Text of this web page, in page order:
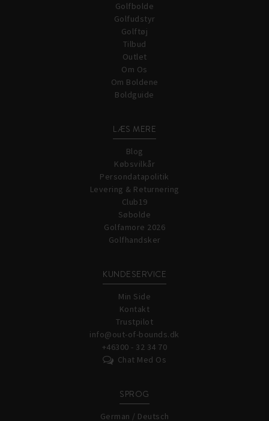
Golfbolde
Golfudstyr
Golftøj
Tilbud
Outlet
Om Os
Om Boldene
Boldguide
LÆS MERE
Blog
Købsvilkår
Persondatapolitik
Levering & Returnering
Club19
Søbolde
Golfamore 2026
Golfhandsker
KUNDESERVICE
Min Side
Kontakt
Trustpilot
info@out-of-bounds.dk
+46300 - 32 34 70
Chat Med Os
SPROG
German / Deutsch